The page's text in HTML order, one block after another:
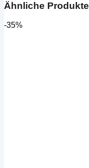
Ähnliche Produkte
-35%